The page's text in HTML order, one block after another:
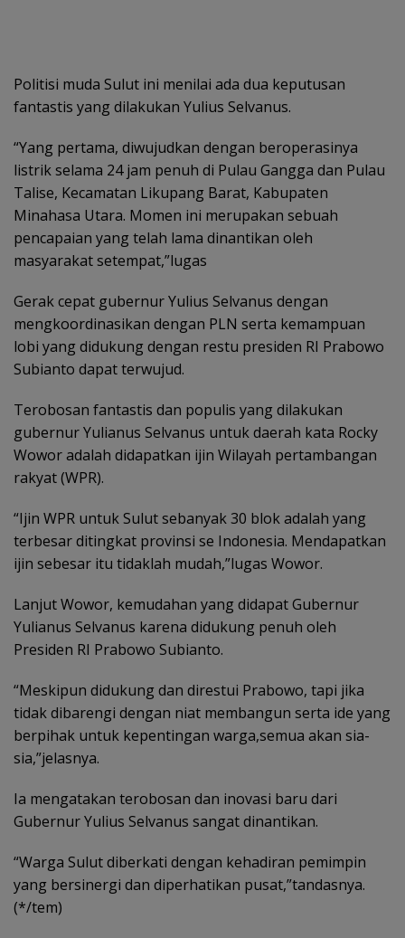
Politisi muda Sulut ini menilai ada dua keputusan
fantastis yang dilakukan Yulius Selvanus.
“Yang pertama, diwujudkan dengan beroperasinya
listrik selama 24 jam penuh di Pulau Gangga dan Pulau
Talise, Kecamatan Likupang Barat, Kabupaten
Minahasa Utara. Momen ini merupakan sebuah
pencapaian yang telah lama dinantikan oleh
masyarakat setempat,”lugas
Gerak cepat gubernur Yulius Selvanus dengan
mengkoordinasikan dengan PLN serta kemampuan
lobi yang didukung dengan restu presiden RI Prabowo
Subianto dapat terwujud.
Terobosan fantastis dan populis yang dilakukan
gubernur Yulianus Selvanus untuk daerah kata Rocky
Wowor adalah didapatkan ijin Wilayah pertambangan
rakyat (WPR).
“Ijin WPR untuk Sulut sebanyak 30 blok adalah yang
terbesar ditingkat provinsi se Indonesia. Mendapatkan
ijin sebesar itu tidaklah mudah,”lugas Wowor.
Lanjut Wowor, kemudahan yang didapat Gubernur
Yulianus Selvanus karena didukung penuh oleh
Presiden RI Prabowo Subianto.
“Meskipun didukung dan direstui Prabowo, tapi jika
tidak dibarengi dengan niat membangun serta ide yang
berpihak untuk kepentingan warga,semua akan sia-
sia,”jelasnya.
Ia mengatakan terobosan dan inovasi baru dari
Gubernur Yulius Selvanus sangat dinantikan.
“Warga Sulut diberkati dengan kehadiran pemimpin
yang bersinergi dan diperhatikan pusat,”tandasnya.
(*/tem)